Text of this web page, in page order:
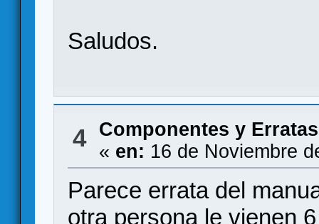
Saludos.
4 Componentes y Erratas
« en: 16 de Noviembre
Parece errata del
otra persona le vienen